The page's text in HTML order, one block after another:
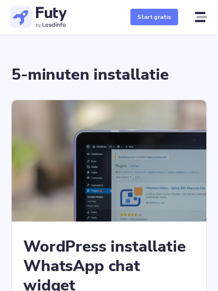
Start gratis
5-minuten installatie
WordPress installatie
WhatsApp chat
widget